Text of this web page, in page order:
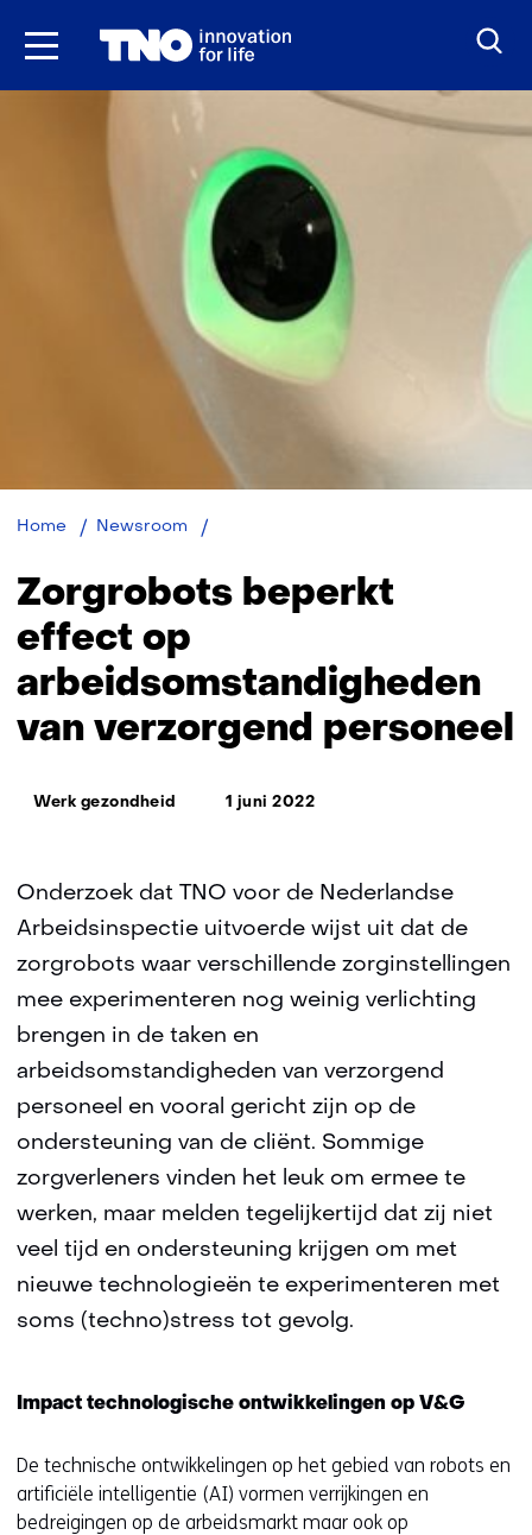
Ga
Home Newsroom
effect
op
verzorgend
personeel
Zorgrobots beperkt
effect op
arbeidsomstandigheden
van verzorgend personeel
Thema:
Werk gezondheid 1 juni 2022
Onderzoek dat TNO voor de Nederlandse
Arbeidsinspectie uitvoerde wijst uit dat de
zorgrobots waar verschillende zorginstellingen
mee experimenteren nog weinig verlichting
brengen in de taken en
arbeidsomstandigheden van verzorgend
personeel en vooral gericht zijn op de
ondersteuning van de cliënt. Sommige
zorgverleners vinden het leuk om ermee te
werken, maar melden tegelijkertijd dat zij niet
veel tijd en ondersteuning krijgen om met
nieuwe technologieën te experimenteren met
soms (techno)stress tot gevolg.
Impact technologische ontwikkelingen op V&G
De technische ontwikkelingen op het gebied van robots en
artificiële intelligentie (AI) vormen verrijkingen en
bedreigingen op de arbeidsmarkt maar ook op